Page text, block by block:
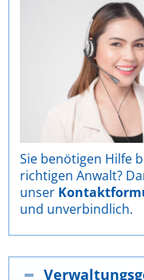
Sie benötigen Hilfe
richtigen Anwalt?
unser
und unverbindlich.